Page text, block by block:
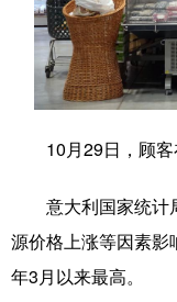
法律
食品
学术中国
城市
彩票
公益
文化产业
10月29日，顾客
意大利国家统计
源价格上涨等因素
年3月以来最高。